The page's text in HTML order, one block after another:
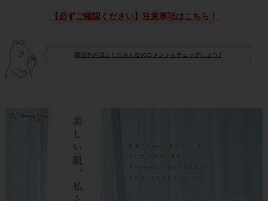
【必ずご確認ください】注意事項はこちら！
商品をお試ししたみんなのコメントもチェックしよう♪